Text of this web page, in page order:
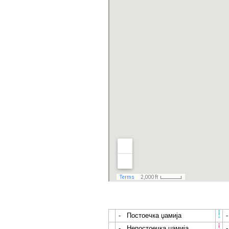
- Постоечка џамија